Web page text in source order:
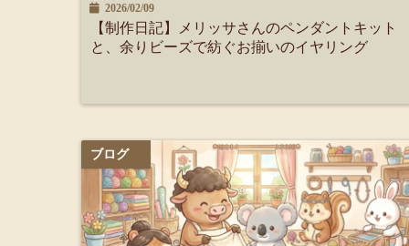
2026/02/09
【制作日記】メリッサさんのペンダントキット
と、余りビーズで紡ぐお揃いのイヤリング
ブログ